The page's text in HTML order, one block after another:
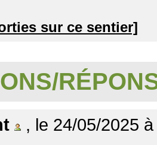
sur ce sentier]
, le 24/05/2025